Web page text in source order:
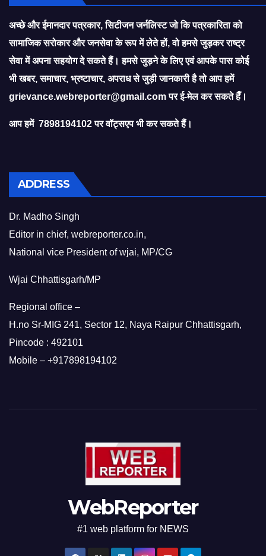
अच्छे और ईमानदार पत्रकार, सिटीजन जर्नलिस्ट जो कि पत्रकारिता को
सामाजिक सरोकार और जनसेवा के रूप में लेते हों, वो हमसे जुड़कर राष्ट्र
सेवा में अपना सहयोग दे सकते हैं। हमसे जुड़ने के लिए एवं आपके पास कोई
भी खबर, समाचार, भ्रष्टाचार, अपराध से जुड़ी जानकारी है तो आप हमें
grievance.webreporter@gmail.comपर ई-मेल कर सकते हैँ।
आप हमें 7898194102 पर वॉट्सएप भी कर सकते हैं।
ADDRESS
Dr. Madho Singh
Editor in chief, webreporter.co.in,
National vice President of wjai, MP/CG
Wjai Chhattisgarh/MP
Regional office –
H.no Sr-MIG 241, Sector 12, Naya Raipur Chhattisgarh,
Pincode : 492101
Mobile – +917898194102
WebReporter
#1 web platform for NEWS